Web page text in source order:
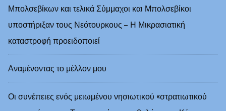
Μπολσεβίκων και τελικά Σύμμαχοι και Μπολσεβίκοι
υποστήριξαν τους Νεότουρκους – Η Μικρασιατική
καταστροφή προειδοποιεί
Αναμένοντας το μέλλον μου
Οι συνέπειες ενός μειωμένου νησιωτικού «στρατιωτικού